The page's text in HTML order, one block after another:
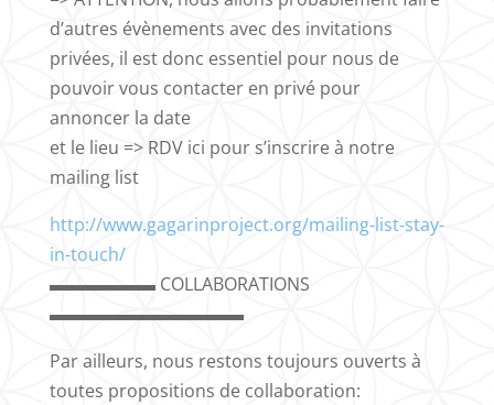
d’autres évènements avec des invitations
privées, il est donc essentiel pour nous de
pouvoir vous contacter en privé pour
annoncer la date
et le lieu => RDV ici pour s’inscrire à notre
mailing list
http://www.gagarinproject.org/mailing-list-stay-
in-touch/
▬▬▬▬▬▬ COLLABORATIONS
▬▬▬▬▬▬▬▬▬▬▬
Par ailleurs, nous restons toujours ouverts à
toutes propositions de collaboration: